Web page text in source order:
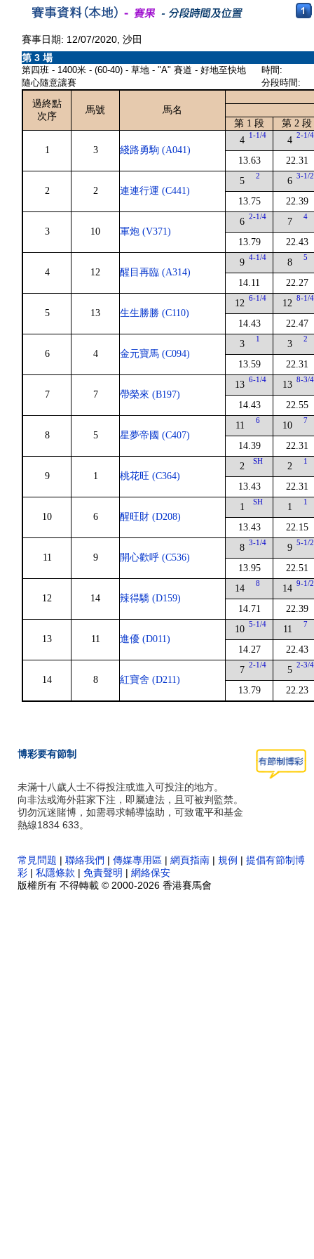
賽事日期: 12/07/2020, 沙田
第 3 場
第四班 - 1400米 - (60-40) - 草地 - "A" 賽道 - 好地至快地
隨心隨意讓賽
時間:
分段時間:
過終點
次序
馬號
馬名
第 1 段
第 2 段
1 3 綫路勇駒 (A041)
4 1-1/4
13.63
4 2-1/4
22.31
2 2 連連行運 (C441)
5 2
13.75
6 3-1/2
22.39
3 10 軍炮 (V371)
6 2-1/4
13.79
7 4
22.43
4 12 醒目再臨 (A314)
9 4-1/4
14.11
8 5
22.27
5 13 生生勝勝 (C110)
12 6-1/4
14.43
12 8-1/4
22.47
6 4 金元寶馬 (C094)
3 1
13.59
3 2
22.31
7 7 帶榮來 (B197)
13 6-1/4
14.43
13 8-3/4
22.55
8 5 星夢帝國 (C407)
11 6
14.39
10 7
22.31
9 1 桃花旺 (C364)
2 SH
13.43
2 1
22.31
10 6 醒旺財 (D208)
1 SH
13.43
1 1
22.15
11 9 開心歡呼 (C536)
8 3-1/4
13.95
9 5-1/2
22.51
12 14 辣得驕 (D159)
14 8
14.71
14 9-1/2
22.39
13 11 進優 (D011)
10 5-1/4
14.27
11 7
22.43
14 8 紅寶舍 (D211)
7 2-1/4
13.79
5 2-3/4
22.23
博彩要有節制
未滿十八歲人士不得投注或進入可投注的地方。
向非法或海外莊家下注，即屬違法，且可被判監禁。
切勿沉迷賭博，如需尋求輔導協助，可致電平和基金
熱線1834 633。
常見問題 | 聯絡我們 | 傳媒專用區 | 網頁指南 | 規例 | 提倡有節制博
彩 | 私隱條款 | 免責聲明 | 網絡保安
版權所有 不得轉載 © 2000-2026 香港賽馬會